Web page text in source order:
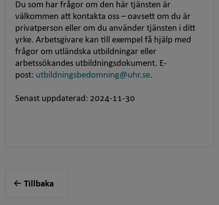
Du som har frågor om den här tjänsten är
välkommen att kontakta oss – oavsett om du är
privatperson eller om du använder tjänsten i ditt
yrke. Arbetsgivare kan till exempel få hjälp med
frågor om utländska utbildningar eller
arbetssökandes utbildningsdokument. E-
post: utbildningsbedomning@uhr.se.
Senast uppdaterad: 2024-11-30
Tillbaka